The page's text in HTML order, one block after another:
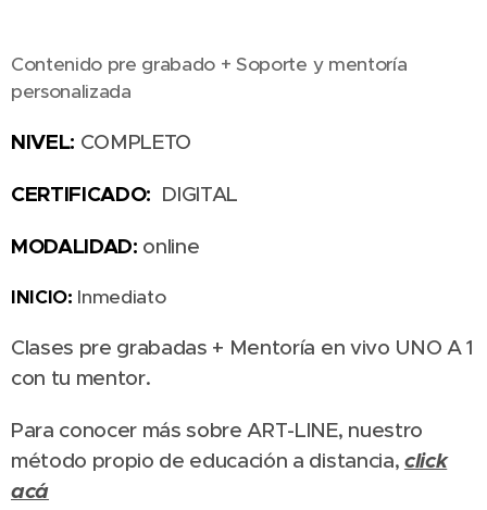
Contenido pre grabado + Soporte y mentoría
personalizada
NIVEL: COMPLETO
CERTIFICADO: DIGITAL
MODALIDAD: online
INICIO: Inmediato
Clases pre grabadas + Mentoría en vivo UNO A 1
con tu mentor.
Para conocer más sobre ART-LINE, nuestro
método propio de educación a distancia, click
acá